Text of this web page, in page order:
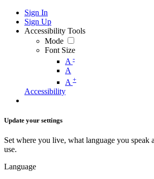
Sign In
Sign Up
Accessibility Tools
Mode
Font Size
A -
A
A +
Accessibility
Update your settings
Set where you live, what language you speak
use.
Language